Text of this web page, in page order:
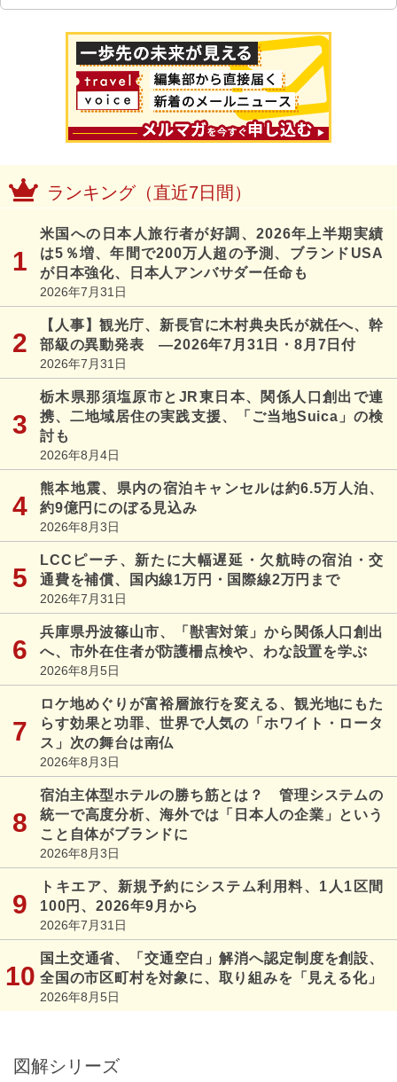
ランキング（直近7日間）
米国への日本人旅行者が好調、2026年上半期実績
は5％増、年間で200万人超の予測、ブランドUSA
が日本強化、日本人アンバサダー任命も
2026年7月31日
【人事】観光庁、新長官に木村典央氏が就任へ、幹
部級の異動発表 ―2026年7月31日・8月7日付
2026年7月31日
栃木県那須塩原市とJR東日本、関係人口創出で連
携、二地域居住の実践支援、「ご当地Suica」の検
討も
2026年8月4日
熊本地震、県内の宿泊キャンセルは約6.5万人泊、
約9億円にのぼる見込み
2026年8月3日
LCCピーチ、新たに大幅遅延・欠航時の宿泊・交
通費を補償、国内線1万円・国際線2万円まで
2026年7月31日
兵庫県丹波篠山市、「獣害対策」から関係人口創出
へ、市外在住者が防護柵点検や、わな設置を学ぶ
2026年8月5日
ロケ地めぐりが富裕層旅行を変える、観光地にもた
らす効果と功罪、世界で人気の「ホワイト・ロータ
ス」次の舞台は南仏
2026年8月3日
宿泊主体型ホテルの勝ち筋とは？ 管理システムの
統一で高度分析、海外では「日本人の企業」という
こと自体がブランドに
2026年8月3日
トキエア、新規予約にシステム利用料、1人1区間
100円、2026年9月から
2026年7月31日
国土交通省、「交通空白」解消へ認定制度を創設、
全国の市区町村を対象に、取り組みを「見える化」
2026年8月5日
図解シリーズ